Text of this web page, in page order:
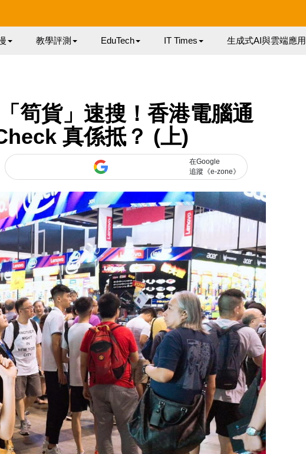
教學評測 EduTech IT Times 生成式AI與雲端應用
筍貨」速搜！香港電腦通
真係抵？ (上)
在Google
追蹤《e-zone》